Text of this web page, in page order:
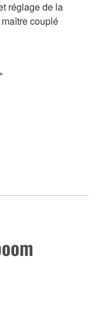
réglage de la
couplé